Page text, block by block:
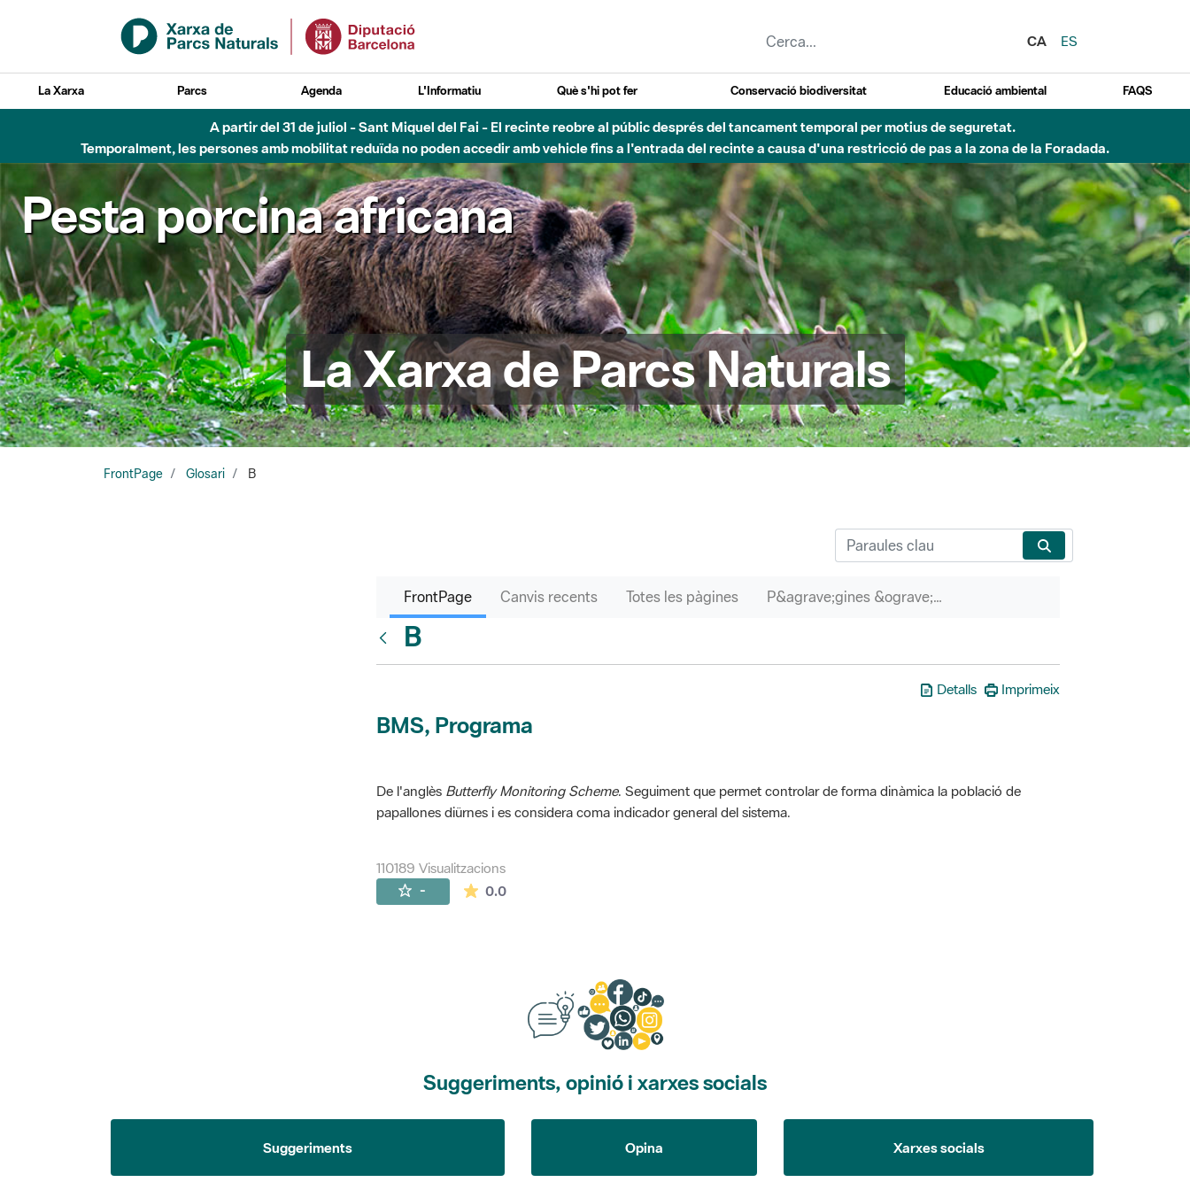
Salta al contingut principal
CA
ES
La Xarxa Parcs Agenda L'Informatiu Què s'hi pot fer Conservació biodiversitat Educació ambiental FAQS
A partir del 31 de juliol - Sant Miquel del Fai - El recinte reobre al públic després del tancament temporal per motius de seguretat.
Temporalment, les persones amb mobilitat reduïda no poden accedir amb vehicle fins a l'entrada del recinte a causa d'una restricció de pas a la zona de la Foradada.
Pesta porcina africana
La Xarxa de Parcs Naturals
FrontPage Glosari B
FrontPage Canvis recents Totes les pàgines P&agrave;gines &ograve;rfenes
B
Detalls Imprimeix
BMS, Programa
De l'anglès Butterfly Monitoring Scheme. Seguiment que permet controlar de forma dinàmica la població de
papallones diürnes i es considera coma indicador general del sistema.
110189 Visualitzacions
- 0.0La mitjana de les valoracions és de 0 estrelles de 5.
Suggeriments, opinió i xarxes socials
Suggeriments Opina Xarxes socials